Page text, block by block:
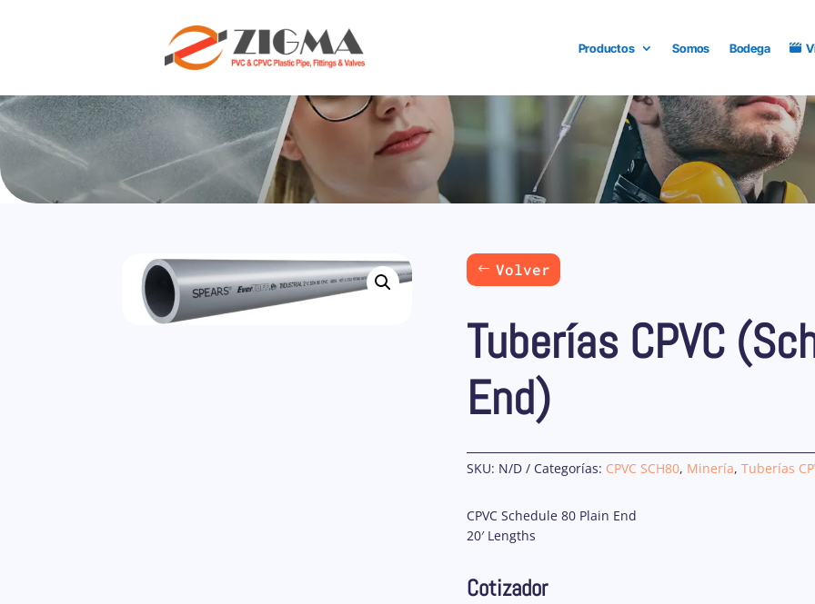
Productos Somos Bodega
Volver
Tuberías CPVC
End)
SKU: N/D Categorías: CPVC SCH80, Minería, Tuberías
CPVC Schedule 80 Plain End
20′ Lengths
Cotizador